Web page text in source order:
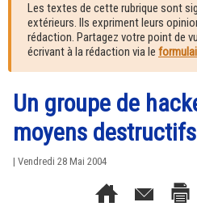
Les textes de cette rubrique sont
extérieurs. Ils expriment leurs
rédaction. Partagez votre point de
écrivant à la rédaction via le
Un groupe de
moyens destructifs
| Vendredi 28 Mai 2004